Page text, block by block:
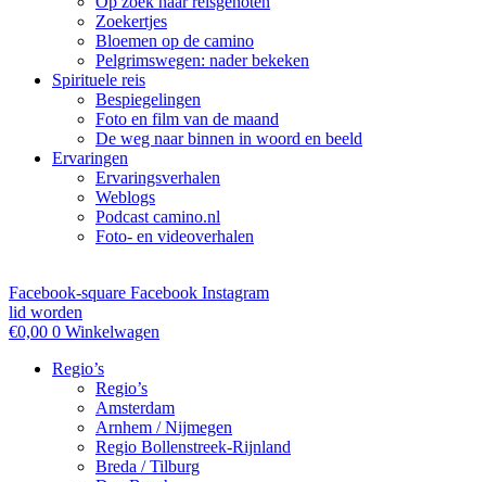
Zoekertjes
Bloemen op de camino
Pelgrimswegen: nader bekeken
Spirituele reis
Bespiegelingen
Foto en film van de maand
De weg naar binnen in woord en beeld
Ervaringen
Ervaringsverhalen
Weblogs
Podcast camino.nl
Foto- en videoverhalen
Facebook-square Facebook Instagram
lid worden
€0,00 0 Winkelwagen
Regio’s
Regio’s
Amsterdam
Arnhem / Nijmegen
Regio Bollenstreek-Rijnland
Breda / Tilburg